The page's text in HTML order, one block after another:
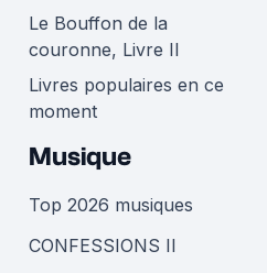
Le Bouffon de la
couronne, Livre II
Livres populaires en ce
moment
Musique
Top 2026 musiques
CONFESSIONS II